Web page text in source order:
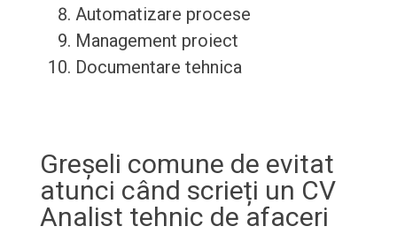
Automatizare procese
Management proiect
Documentare tehnica
Greșeli comune de evitat
atunci când scrieți un CV
Analist tehnic de afaceri